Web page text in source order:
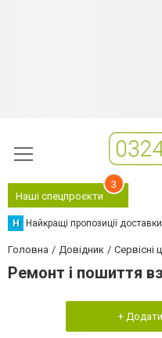
Наші спецпроєкти
3
Н Найкращі пропозиції доставки
Головна Довідник Сервісні
Ремонт і пошиття
+